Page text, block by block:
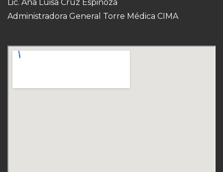
Lic. Ana Luisa Cruz Espinoza
Administradora General Torre Médica CIMA